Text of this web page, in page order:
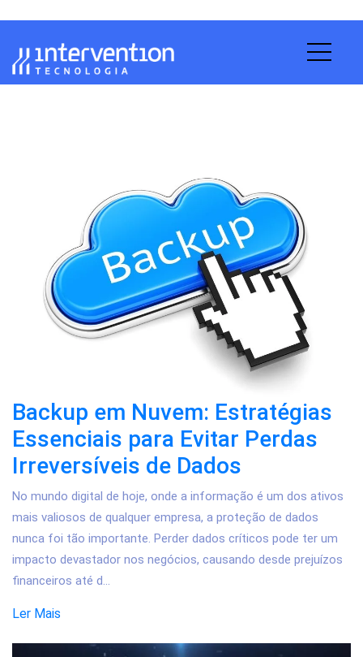
Backup em Nuvem: Estratégias
Essenciais para Evitar Perdas
Irreversíveis de Dados
No mundo digital de hoje, onde a informação é um dos ativos
mais valiosos de qualquer empresa, a proteção de dados
nunca foi tão importante. Perder dados críticos pode ter um
impacto devastador nos negócios, causando desde prejuízos
financeiros até d...
Ler Mais